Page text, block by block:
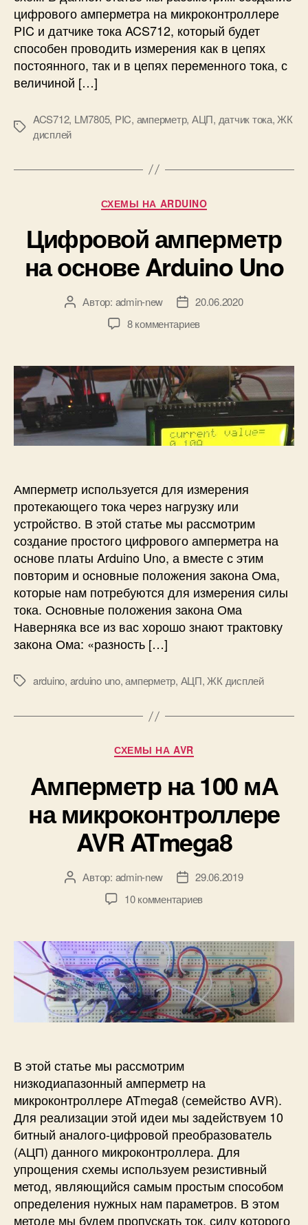
а
м
и
к
о
р
л
л
р
е
P
C
и
т
ч
и
к
е
т
а
A
C
S
7
1
2
цифрового амперметра на микроконтроллере
PIC и датчике тока ACS712, который будет
способен проводить измерения как в цепях
постоянного, так и в цепях переменного тока, с
величиной […]
М
к
ACS712, LM7805, PIC, амперметр, АЦП, датчик тока, ЖК
дисплей
Р
у
б
р
и
к
СХЕМЫ НА ARDUINO
Цифровой амперметр
на основе Arduino Uno
А
р
з
а
п
с
Автор: admin-new
Д
т
з
а
п
и
с
и
20.06.2020
8 комментариевк
п
и
с
Ц
и
о
в
о
а
м
п
е
р
м
н
о
в
A
r
d
u
n
o
o
Амперметр используется для измерения
протекающего тока через нагрузку или
устройство. В этой статье мы рассмотрим
создание простого цифрового амперметра на
основе платы Arduino Uno, а вместе с этим
повторим и основные положения закона Ома,
которые нам потребуются для измерения силы
тока. Основные положения закона Ома
Наверняка все из вас хорошо знают трактовку
закона Ома: «разность […]
М
arduino, arduino uno,амперметр, АЦП,ЖК дисплей
Р
у
б
р
и
к
и
СХЕМЫ НА AVR
Амперметр на 100 мА
на микроконтроллере
AVR ATmega8
А
р
з
а
п
и
с
Автор: admin-new
Д
т
з
а
п
и
с
и
29.06.2019
10 комментариевк
п
и
с
и
А
м
м
е
т
р
н
а
1
0
0
м
В этой статье мы рассмотрим
низкодиапазонный амперметр на
микроконтроллере ATmega8 (семейство AVR).
Для реализации этой идеи мы задействуем 10
битный аналого-цифровой преобразователь
(АЦП) данного микроконтроллера. Для
упрощения схемы используем резистивный
метод, являющийся самым простым способом
определения нужных нам параметров. В этом
методе мы будем пропускать ток, силу которого